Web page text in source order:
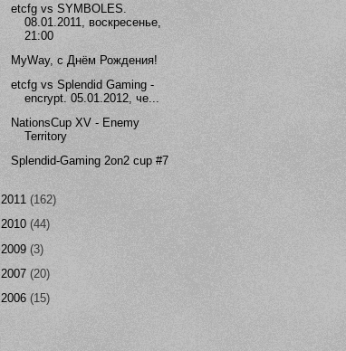
etcfg vs SYMBOLES.
08.01.2011, воскресенье,
21:00
MyWay, с Днём Рождения!
etcfg vs Splendid Gaming -
encrypt. 05.01.2012, че...
NationsCup XV - Enemy
Territory
Splendid-Gaming 2on2 cup #7
2011 (162)
2010 (44)
2009 (3)
2007 (20)
2006 (15)